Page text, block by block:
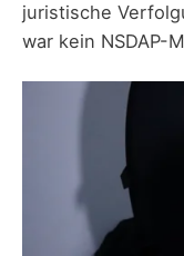
juristische
war kein NSDAP-